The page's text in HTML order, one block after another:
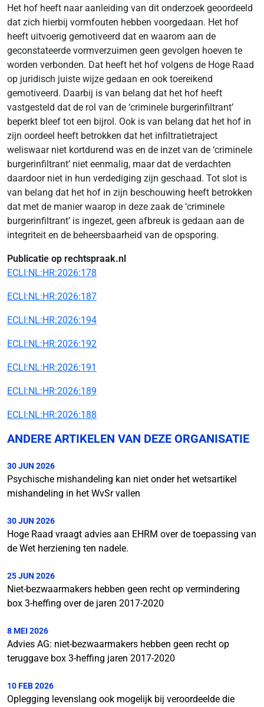
Het hof heeft naar aanleiding van dit onderzoek geoordeeld
dat zich hierbij vormfouten hebben voorgedaan. Het hof
heeft uitvoerig gemotiveerd dat en waarom aan de
geconstateerde vormverzuimen geen gevolgen hoeven te
worden verbonden. Dat heeft het hof volgens de Hoge Raad
op juridisch juiste wijze gedaan en ook toereikend
gemotiveerd. Daarbij is van belang dat het hof heeft
vastgesteld dat de rol van de ‘criminele burgerinfiltrant’
beperkt bleef tot een bijrol. Ook is van belang dat het hof in
zijn oordeel heeft betrokken dat het infiltratietraject
weliswaar niet kortdurend was en de inzet van de ‘criminele
burgerinfiltrant’ niet eenmalig, maar dat de verdachten
daardoor niet in hun verdediging zijn geschaad. Tot slot is
van belang dat het hof in zijn beschouwing heeft betrokken
dat met de manier waarop in deze zaak de ‘criminele
burgerinfiltrant’ is ingezet, geen afbreuk is gedaan aan de
integriteit en de beheersbaarheid van de opsporing.
Publicatie op rechtspraak.nl
ECLI:NL:HR:2026:178
ECLI:NL:HR:2026:187
ECLI:NL:HR:2026:194
ECLI:NL:HR:2026:192
ECLI:NL:HR:2026:191
ECLI:NL:HR:2026:189
ECLI:NL:HR:2026:188
ANDERE ARTIKELEN VAN DEZE ORGANISATIE
30 JUN 2026
Psychische mishandeling kan niet onder het wetsartikel
mishandeling in het WvSr vallen
30 JUN 2026
Hoge Raad vraagt advies aan EHRM over de toepassing van
de Wet herziening ten nadele.
25 JUN 2026
Niet-bezwaarmakers hebben geen recht op vermindering
box 3-heffing over de jaren 2017-2020
8 MEI 2026
Advies AG: niet-bezwaarmakers hebben geen recht op
teruggave box 3-heffing jaren 2017-2020
10 FEB 2026
Oplegging levenslang ook mogelijk bij veroordeelde die